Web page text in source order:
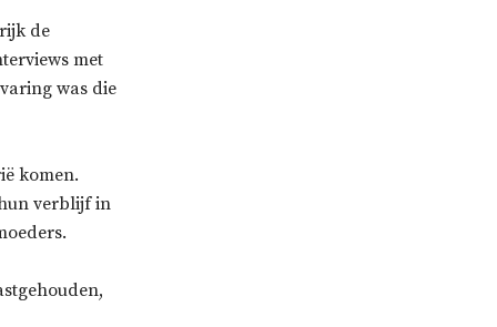
de
met
was die
komen.
verblijf in